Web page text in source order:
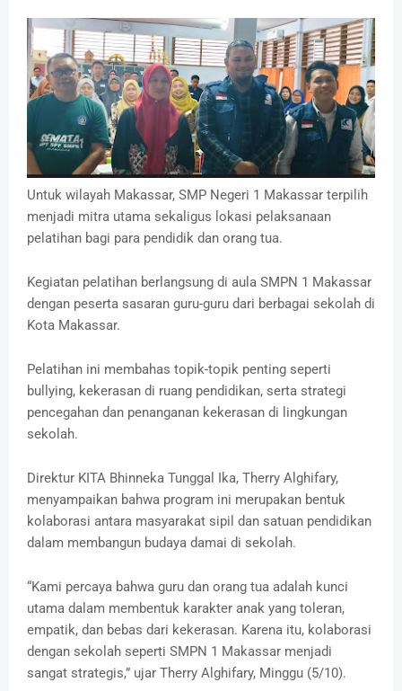
Untuk wilayah Makassar, SMP Negeri 1 Makassar terpilih
menjadi mitra utama sekaligus lokasi pelaksanaan
pelatihan bagi para pendidik dan orang tua.
Kegiatan pelatihan berlangsung di aula SMPN 1 Makassar
dengan peserta sasaran guru-guru dari berbagai sekolah di
Kota Makassar.
Pelatihan ini membahas topik-topik penting seperti
bullying, kekerasan di ruang pendidikan, serta strategi
pencegahan dan penanganan kekerasan di lingkungan
sekolah.
Direktur KITA Bhinneka Tunggal Ika, Therry Alghifary,
menyampaikan bahwa program ini merupakan bentuk
kolaborasi antara masyarakat sipil dan satuan pendidikan
dalam membangun budaya damai di sekolah.
“Kami percaya bahwa guru dan orang tua adalah kunci
utama dalam membentuk karakter anak yang toleran,
empatik, dan bebas dari kekerasan. Karena itu, kolaborasi
dengan sekolah seperti SMPN 1 Makassar menjadi
sangat strategis,” ujar Therry Alghifary, Minggu (5/10).